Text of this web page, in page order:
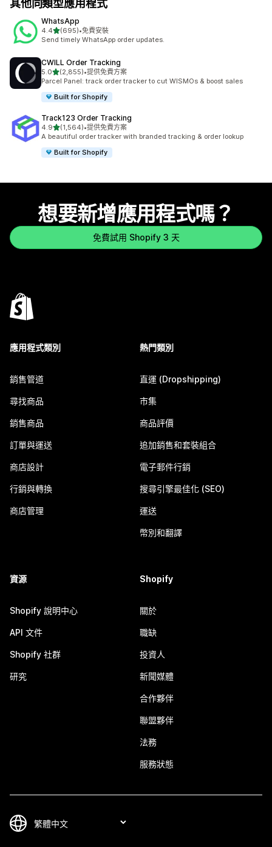
其他同類型應用程式
WhatsApp
4.4滿分 5 顆星
(695)
共有 695 則評價
•免費安裝
Send timely WhatsApp order updates.
CWILL Order Tracking
5.0滿分 5 顆星
(2,855)
共有 2855 則評價
•提供免費方案
Parcel Panel: track order tracker to cut WISMOs & boost sales
Built for Shopify
Track123 Order Tracking
4.9滿分 5 顆星
(1,564)
共有 1564 則評價
•提供免費方案
A beautiful order tracker with branded tracking & order lookup
Built for Shopify
想要新增應用程式嗎？
免費試用 Shopify 3 天
應用程式類別
銷售管道
尋找商品
銷售商品
訂單與運送
商店設計
行銷與轉換
商店管理
熱門類別
直運 (Dropshipping)
市集
商品評價
追加銷售和套裝組合
電子郵件行銷
搜尋引擎最佳化 (SEO)
運送
幣別和翻譯
資源
Shopify 說明中心
API 文件
Shopify 社群
研究
Shopify
關於
職缺
投資人
新聞媒體
合作夥伴
聯盟夥伴
法務
服務狀態